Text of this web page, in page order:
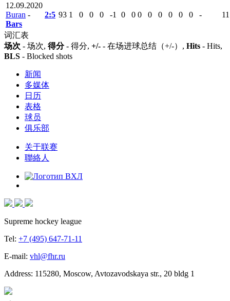
12.09.2020
Buran -
Bars
2:5 93 1 0 0 0 -1 0 0 0 0 0 0 0 0 - 11
词汇表
场次 - 场次, 得分- 得分, +/- - 在场进球总结（+/-）, Hits - Hits,
BLS - Blocked shots
新闻
多媒体
日历
表格
球员
俱乐部
关于联赛
聯絡人
Supreme hockey league
Tel: +7 (495) 647-71-11
E-mail: vhl@fhr.ru
Address: 115280, Moscow, Avtozavodskaya str., 20 bldg 1